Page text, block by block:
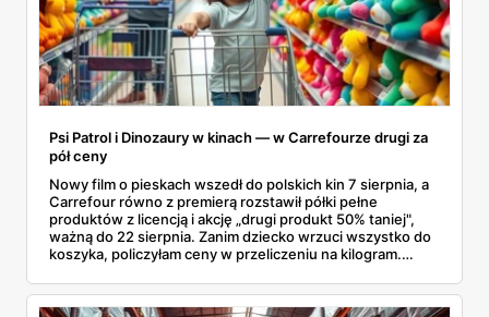
Psi Patrol i Dinozaury w kinach — w Carrefourze drugi za
pół ceny
Nowy film o pieskach wszedł do polskich kin 7 sierpnia, a
Carrefour równo z premierą rozstawił półki pełne
produktów z licencją i akcję „drugi produkt 50% taniej",
ważną do 22 sierpnia. Zanim dziecko wrzuci wszystko do
koszyka, policzyłam ceny w przeliczeniu na kilogram.
prawie 140 zł za kilogram, ale lody do mrożenia i rurki
waflowe bronią się nawet bez rabatu.